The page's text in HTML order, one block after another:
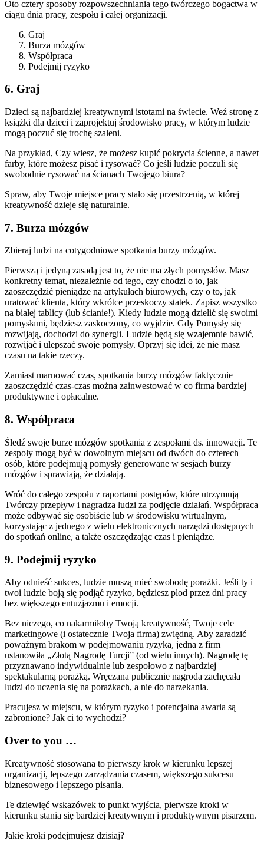
Oto cztery sposoby rozpowszechniania tego twórczego bogactwa w
ciągu dnia pracy, zespołu i całej organizacji.
Graj
Burza mózgów
Współpraca
Podejmij ryzyko
6. Graj
Dzieci są najbardziej kreatywnymi istotami na świecie. Weź stronę z
książki dla dzieci i zaprojektuj środowisko pracy, w którym ludzie
mogą poczuć się trochę szaleni.
Na przykład, Czy wiesz, że możesz kupić pokrycia ścienne, a nawet
farby, które możesz pisać i rysować? Co jeśli ludzie poczuli się
swobodnie rysować na ścianach Twojego biura?
Spraw, aby Twoje miejsce pracy stało się przestrzenią, w której
kreatywność dzieje się naturalnie.
7. Burza mózgów
Zbieraj ludzi na cotygodniowe spotkania burzy mózgów.
Pierwszą i jedyną zasadą jest to, że nie ma złych pomysłów. Masz
konkretny temat, niezależnie od tego, czy chodzi o to, jak
zaoszczędzić pieniądze na artykułach biurowych, czy o to, jak
uratować klienta, który wkrótce przeskoczy statek. Zapisz wszystko
na białej tablicy (lub ścianie!). Kiedy ludzie mogą dzielić się swoimi
pomysłami, będziesz zaskoczony, co wyjdzie. Gdy Pomysły się
rozwijają, dochodzi do synergii. Ludzie będą się wzajemnie bawić,
rozwijać i ulepszać swoje pomysły. Oprzyj się idei, że nie masz
czasu na takie rzeczy.
Zamiast marnować czas, spotkania burzy mózgów faktycznie
zaoszczędzić czas-czas można zainwestować w co firma bardziej
produktywne i opłacalne.
8. Współpraca
Śledź swoje burze mózgów spotkania z zespołami ds. innowacji. Te
zespoły mogą być w dowolnym miejscu od dwóch do czterech
osób, które podejmują pomysły generowane w sesjach burzy
mózgów i sprawiają, że działają.
Wróć do całego zespołu z raportami postępów, które utrzymują
Twórczy przepływ i nagradza ludzi za podjęcie działań. Współpraca
może odbywać się osobiście lub w środowisku wirtualnym,
korzystając z jednego z wielu elektronicznych narzędzi dostępnych
do spotkań online, a także oszczędzając czas i pieniądze.
9. Podejmij ryzyko
Aby odnieść sukces, ludzie muszą mieć swobodę porażki. Jeśli ty i
twoi ludzie boją się podjąć ryzyko, będziesz plod przez dni pracy
bez większego entuzjazmu i emocji.
Bez niczego, co nakarmiłoby Twoją kreatywność, Twoje cele
marketingowe (i ostatecznie Twoja firma) zwiędną. Aby zaradzić
poważnym brakom w podejmowaniu ryzyka, jedna z firm
ustanowiła „Złotą Nagrodę Turcji” (od wielu innych). Nagrodę tę
przyznawano indywidualnie lub zespołowo z najbardziej
spektakularną porażką. Wręczana publicznie nagroda zachęcała
ludzi do uczenia się na porażkach, a nie do narzekania.
Pracujesz w miejscu, w którym ryzyko i potencjalna awaria są
zabronione? Jak ci to wychodzi?
Over to you …
Kreatywność stosowana to pierwszy krok w kierunku lepszej
organizacji, lepszego zarządzania czasem, większego sukcesu
biznesowego i lepszego pisania.
Te dziewięć wskazówek to punkt wyjścia, pierwsze kroki w
kierunku stania się bardziej kreatywnym i produktywnym pisarzem.
Jakie kroki podejmujesz dzisiaj?